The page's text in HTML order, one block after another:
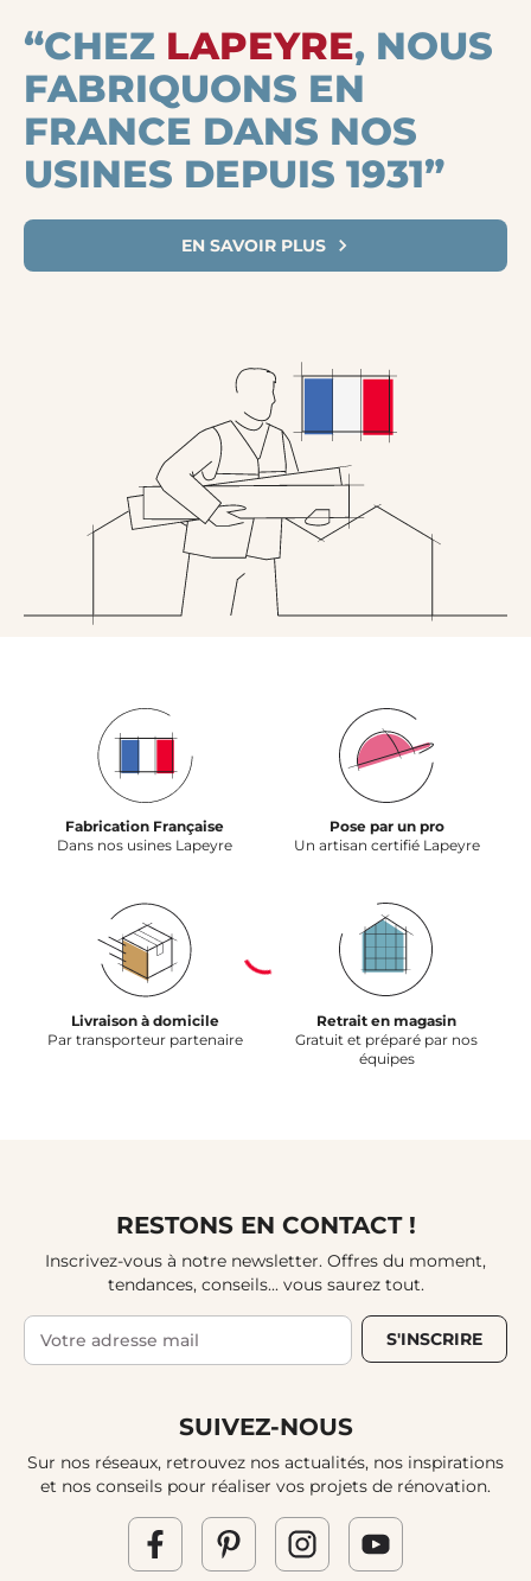
“CHEZ LAPEYRE, NOUS
FABRIQUONS EN
FRANCE DANS NOS
USINES DEPUIS 1931”
EN SAVOIR PLUS
Fabrication Française
Dans nos usines Lapeyre
Pose par un pro
Un artisan certifié Lapeyre
Livraison à domicile
Par transporteur partenaire
Retrait en magasin
Gratuit et préparé par nos
équipes
RESTONS EN CONTACT !
Inscrivez-vous à notre newsletter. Offres du moment,
tendances, conseils... vous saurez tout.
S'INSCRIRE
SUIVEZ-NOUS
Sur nos réseaux, retrouvez nos actualités, nos inspirations
et nos conseils pour réaliser vos projets de rénovation.